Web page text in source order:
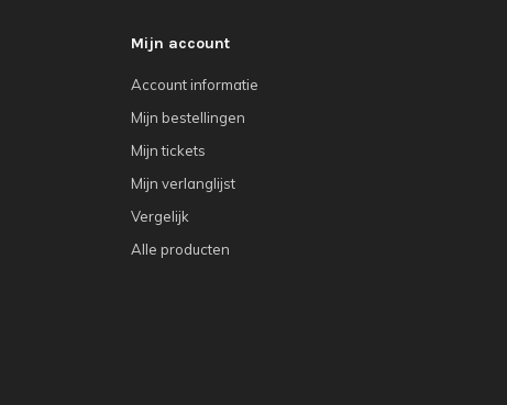
Mijn account
Account informatie
Mijn bestellingen
Mijn tickets
Mijn verlanglijst
Vergelijk
Alle producten